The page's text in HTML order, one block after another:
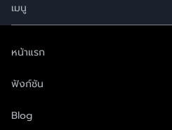
เมนู
หน้าแรก
ฟังก์ชัน
Blog